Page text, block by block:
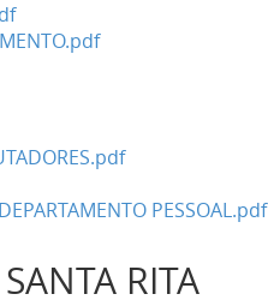
PESSOAL.pdf
RITA